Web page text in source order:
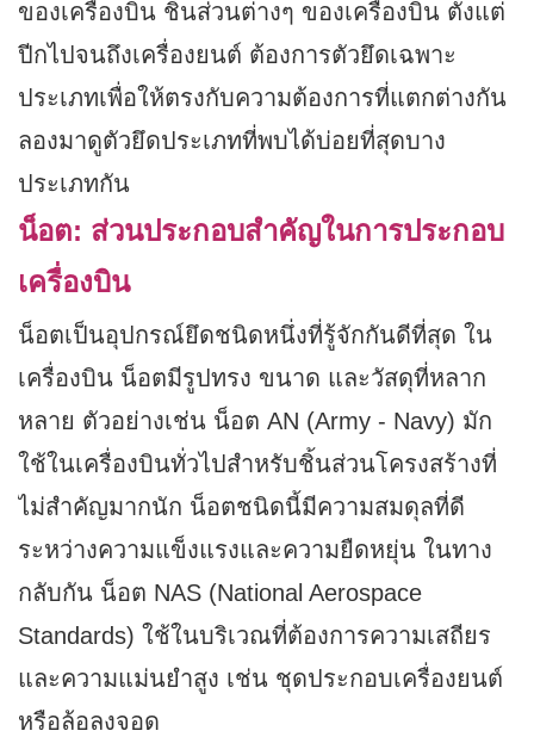
ของเครื่องบิน ชิ้นส่วนต่างๆ ของเครื่องบิน ตั้งแต่
ปีกไปจนถึงเครื่องยนต์ ต้องการตัวยึดเฉพาะ
ประเภทเพื่อให้ตรงกับความต้องการที่แตกต่างกัน
ลองมาดูตัวยึดประเภทที่พบได้บ่อยที่สุดบาง
ประเภทกัน
น็อต: ส่วนประกอบสำคัญในการประกอบ
เครื่องบิน
น็อตเป็นอุปกรณ์ยึดชนิดหนึ่งที่รู้จักกันดีที่สุด ใน
เครื่องบิน น็อตมีรูปทรง ขนาด และวัสดุที่หลาก
หลาย ตัวอย่างเช่น น็อต AN (Army - Navy) มัก
ใช้ในเครื่องบินทั่วไปสำหรับชิ้นส่วนโครงสร้างที่
ไม่สำคัญมากนัก น็อตชนิดนี้มีความสมดุลที่ดี
ระหว่างความแข็งแรงและความยืดหยุ่น ในทาง
กลับกัน น็อต NAS (National Aerospace
Standards) ใช้ในบริเวณที่ต้องการความเสถียร
และความแม่นยำสูง เช่น ชุดประกอบเครื่องยนต์
หรือล้อลงจอด